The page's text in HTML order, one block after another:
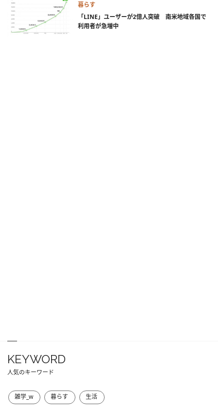
暮らす
「LINE」ユーザーが2億人突破 南米地域各国で
利用者が急増中
KEYWORD
人気のキーワード
雑学_w 暮らす 生活